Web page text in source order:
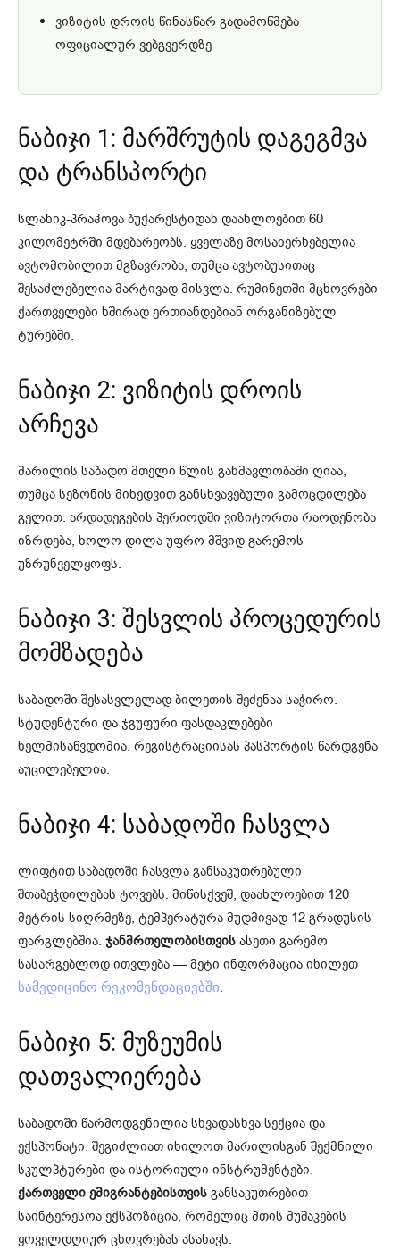
ვიზიტის დროის წინასწარ გადამოწმება
ოფიციალურ ვებგვერდზე
ნაბიჯი 1: მარშრუტის დაგეგმვა
და ტრანსპორტი
სლანიკ-პრაჰოვა ბუქარესტიდან დაახლოებით 60
კილომეტრში მდებარეობს. ყველაზე მოსახერხებელია
ავტომობილით მგზავრობა, თუმცა ავტობუსითაც
შესაძლებელია მარტივად მისვლა. რუმინეთში მცხოვრები
ქართველები ხშირად ერთიანდებიან ორგანიზებულ
ტურებში.
ნაბიჯი 2: ვიზიტის დროის
არჩევა
მარილის საბადო მთელი წლის განმავლობაში ღიაა,
თუმცა სეზონის მიხედვით განსხვავებული გამოცდილება
გელით. არდადეგების პერიოდში ვიზიტორთა რაოდენობა
იზრდება, ხოლო დილა უფრო მშვიდ გარემოს
უზრუნველყოფს.
ნაბიჯი 3: შესვლის პროცედურის
მომზადება
საბადოში შესასვლელად ბილეთის შეძენაა საჭირო.
სტუდენტური და ჯგუფური ფასდაკლებები
ხელმისაწვდომია. რეგისტრაციისას პასპორტის წარდგენა
აუცილებელია.
ნაბიჯი 4: საბადოში ჩასვლა
ლიფტით საბადოში ჩასვლა განსაკუთრებული
შთაბეჭდილებას ტოვებს. მიწისქვეშ, დაახლოებით 120
მეტრის სიღრმეზე, ტემპერატურა მუდმივად 12 გრადუსის
ფარგლებშია. ჯანმრთელობისთვის ასეთი გარემო
სასარგებლოდ ითვლება — მეტი ინფორმაცია იხილეთ
სამედიცინო რეკომენდაციებში.
ნაბიჯი 5: მუზეუმის
დათვალიერება
საბადოში წარმოდგენილია სხვადასხვა სექცია და
ექსპონატი. შეგიძლიათ იხილოთ მარილისგან შექმნილი
სკულპტურები და ისტორიული ინსტრუმენტები.
ქართველი ემიგრანტებისთვის განსაკუთრებით
საინტერესოა ექსპოზიცია, რომელიც მთის მუშაკების
ყოველდღიურ ცხოვრებას ასახავს.